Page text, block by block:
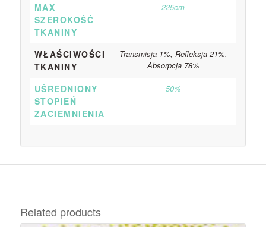
MAX
SZEROKOŚĆ
TKANINY
225cm
WŁAŚCIWOŚCI
TKANINY
Transmisja 1%, Refleksja 21%,
Absorpcja 78%
UŚREDNIONY
STOPIEŃ
ZACIEMNIENIA
50%
Related products